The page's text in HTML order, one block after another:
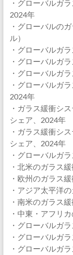
・グローバルガ
2024年
・グローバルの
ル）
・グローバルガ
・グローバルガ
・グローバルガ
・グローバルガ
2024年
・ガラス緩衝シ
シェア、2024年
・ガラス緩衝シ
シェア、2024年
・グローバルガ
・北米のガラス
・欧州のガラス
・アジア太平洋
・南米のガラス
・中東・アフリ
・グローバルガ
・グローバルガ
・グローバルガ